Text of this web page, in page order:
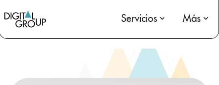
Servicios Más